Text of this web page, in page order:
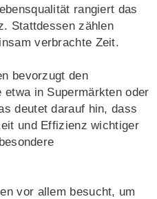
rangiert das
Stattdessen zählen
verbrachte Zeit.
bevorzugt den
in Supermärkten oder
deutet darauf hin, dass
und Effizienz wichtiger
vor allem besucht, um